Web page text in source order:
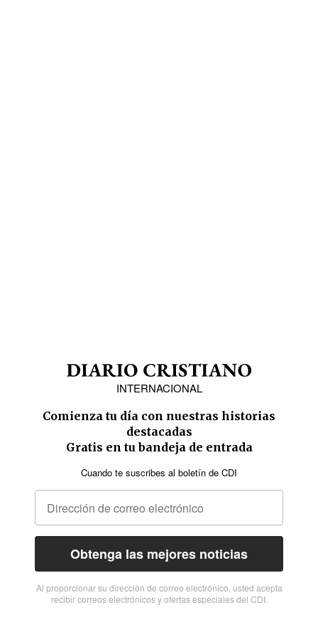
INTERNACIONAL
Comienza tu día con nuestras historias
destacadas
Gratis en tu bandeja de entrada
Cuando te suscribes al boletín de CDI
Obtenga las mejores noticias
Al proporcionar su dirección de correo electrónico, usted acepta
recibir correos electrónicos y ofertas especiales del CDI.